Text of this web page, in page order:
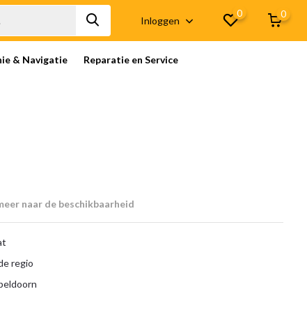
Inloggen
0 0
& Navigatie Reparatie en Service
naar de beschikbaarheid
regio